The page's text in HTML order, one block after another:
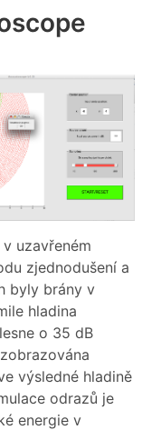
uzavřeném
zjednodušení a
byly brány v
hladina
o 35 dB
výsledné hladině
odrazů je
energie v